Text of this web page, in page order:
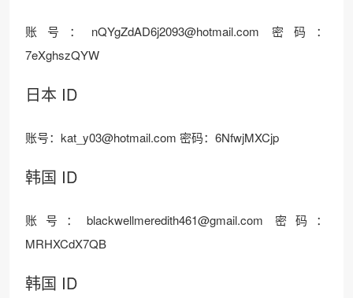
账号：nQYgZdAD6j2093@hotmail.com 密码：
7eXghszQYW
日本 ID
账号：kat_y03@hotmail.com 密码：6NfwjMXCjp
韩国 ID
账号：blackwellmeredith461@gmail.com 密码：
MRHXCdX7QB
韩国 ID